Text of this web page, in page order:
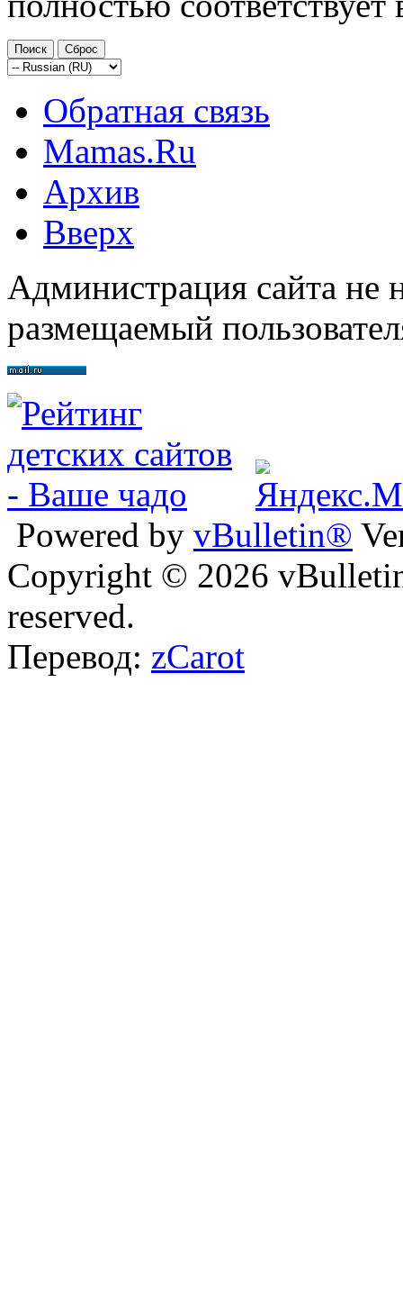
Обратная связь
Mamas.Ru
Архив
Вверх
Администрация сайта не
размещаемый
Powered by vBulletin®
Copyright © 2026
reserved.
Перевод: zCarot